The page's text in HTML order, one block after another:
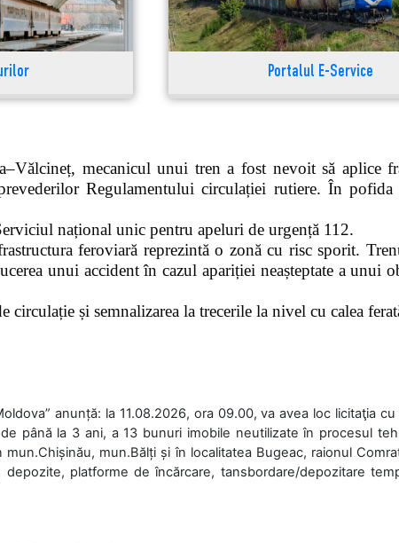
Portalul E-Service
mecanicul unui tren a fost nevoit să aplice
Regulamentului circulației rutiere. În pofida
național unic pentru apeluri de urgență 112.
feroviară reprezintă o zonă cu risc sporit.
unui accident în cazul apariției neașteptate a unui
și semnalizarea la trecerile la nivel cu calea
anunță: la 11.08.2026, ora 09.00, va avea loc licitaţia
până la 3 ani, a 13 bunuri imobile neutilizate în procesul
mun.Bălți și în localitatea Bugeac, raionul
platforme de încărcare, tansbordare/depozitare